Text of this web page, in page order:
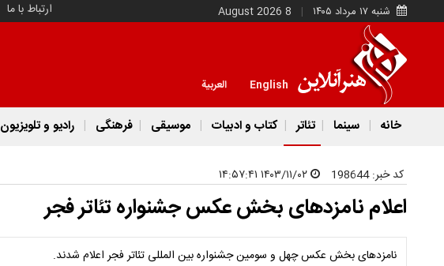
شنبه ۱۷ مرداد ۱۴۰۵ 8 August 2026 ارتباط با ما
English العربية
خانه سینما تئاتر کتاب و ادبیات موسیقی فرهنگی رادیو و تلویزیون
کد خبر:198644
اعلام نامزدهای بخش عکس جشنواره تئاتر فجر
نامزدهای بخش عکس چهل و سومین جشنواره بین المللی تئاتر فجر اعلام شدند.